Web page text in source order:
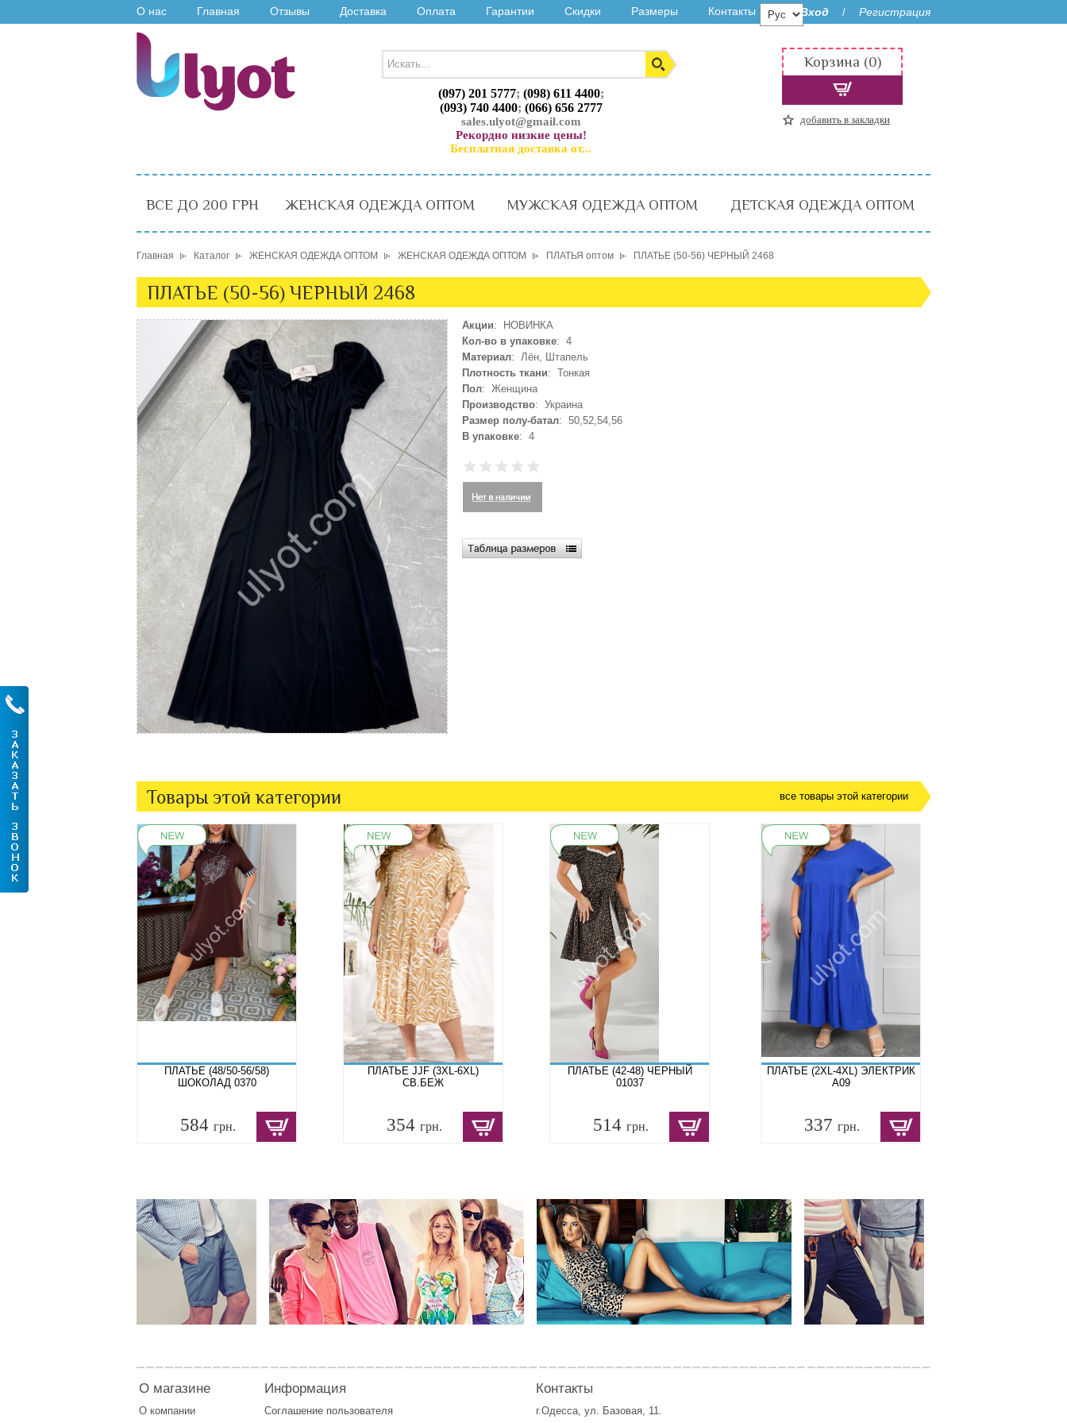
О нас Главная Отзывы Доставка Оплата Гарантии Скидки Размеры Контакты Вход / Регистрация
(097) 201 5777; (098) 611 4400;
(093) 740 4400; (066) 656 2777
sales.ulyot@gmail.com
Рекордно низкие цены!
Бесплатная доставка от...
Корзина (0)
добавить в закладки
ВСЕ ДО 200 ГРН ЖЕНСКАЯ ОДЕЖДА ОПТОМ МУЖСКАЯ ОДЕЖДА ОПТОМ ДЕТСКАЯ ОДЕЖДА ОПТОМ
Главная Каталог ЖЕНСКАЯ ОДЕЖДА ОПТОМ ЖЕНСКАЯ ОДЕЖДА ОПТОМ ПЛАТЬЯ оптом ПЛАТЬЕ (50-56) ЧЕРНЫЙ 2468
ПЛАТЬЕ (50-56) ЧЕРНЫЙ 2468
Акции: НОВИНКА
Кол-во в упаковке: 4
Материал: Лён, Штапель
Плотность ткани: Тонкая
Пол: Женщина
Производство: Украина
Размер полу-батал: 50,52,54,56
В упаковке: 4
Товары этой категории все товары этой категории
ПЛАТЬЕ (48/50-56/58)
ШОКОЛАД 0370
584 грн.
ПЛАТЬЕ JJF (3XL-6XL)
СВ.БЕЖ
354 грн.
ПЛАТЬЕ (42-48) ЧЕРНЫЙ
01037
514 грн.
ПЛАТЬЕ (2XL-4XL) ЭЛЕКТРИК
A09
337 грн.
О магазине
О компании
Информация
Соглашение пользователя
Контакты
г.Одесса, ул. Базовая, 11.